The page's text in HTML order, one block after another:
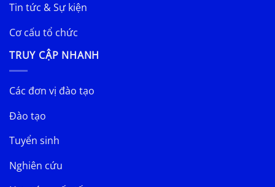
Tin tức & Sự kiện
Cơ cấu tổ chức
TRUY CẬP NHANH
Các đơn vị đào tạo
Đào tạo
Tuyển sinh
Nghiên cứu